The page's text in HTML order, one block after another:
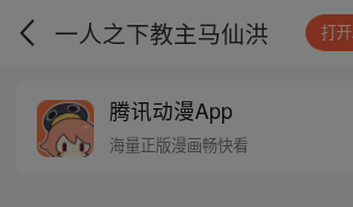
一人之下教主马仙洪 打
腾讯动漫App
海量正版漫画畅快看